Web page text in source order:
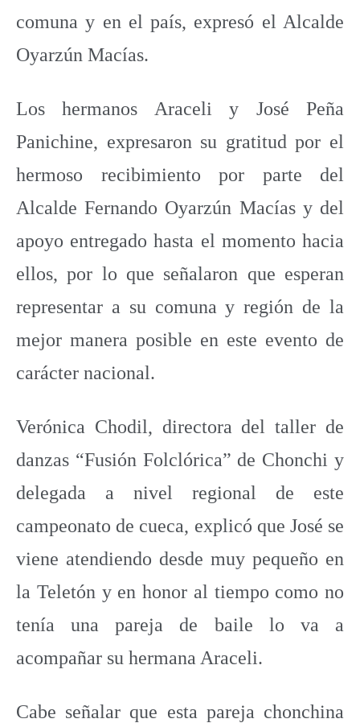
comuna y en el país, expresó el Alcalde
Oyarzún Macías.
Los hermanos Araceli y José Peña
Panichine, expresaron su gratitud por el
hermoso recibimiento por parte del
Alcalde Fernando Oyarzún Macías y del
apoyo entregado hasta el momento hacia
ellos, por lo que señalaron que esperan
representar a su comuna y región de la
mejor manera posible en este evento de
carácter nacional.
Verónica Chodil, directora del taller de
danzas “Fusión Folclórica” de Chonchi y
delegada a nivel regional de este
campeonato de cueca, explicó que José se
viene atendiendo desde muy pequeño en
la Teletón y en honor al tiempo como no
tenía una pareja de baile lo va a
acompañar su hermana Araceli.
Cabe señalar que esta pareja chonchina